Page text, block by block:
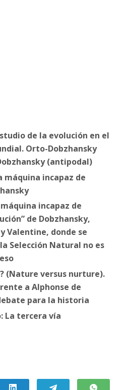
de la evolución en el
Orto-Dobzhansky
(antipodal)
máquina incapaz de
incapaz de
de Dobzhansky,
Valentine, donde se
Selección Natural no es
(Nature versus nurture).
a Alphonse de
para la historia
La tercera vía